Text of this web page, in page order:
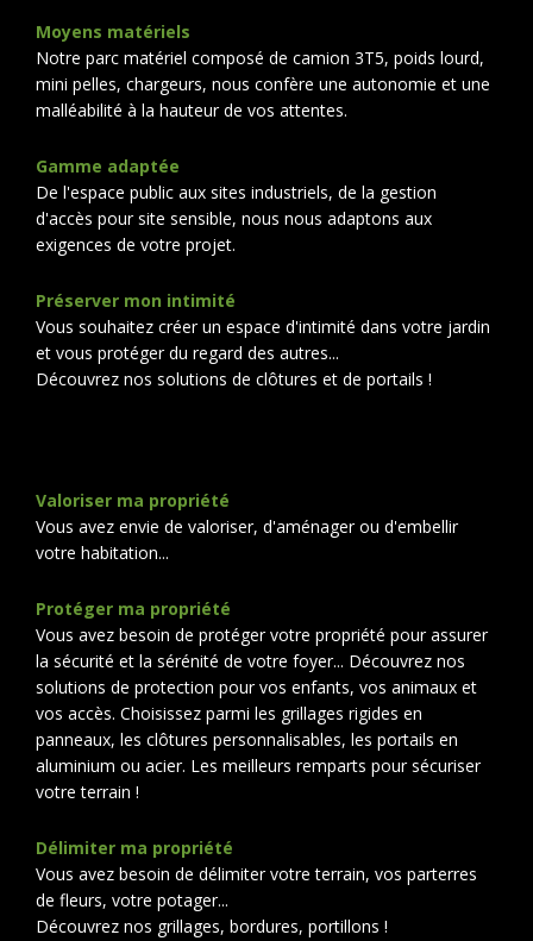
Moyens matériels
Notre parc matériel composé de camion 3T5, poids lourd,
mini pelles, chargeurs, nous confère une autonomie et une
malléabilité à la hauteur de vos attentes.
Gamme adaptée
De l'espace public aux sites industriels, de la gestion
d'accès pour site sensible, nous nous adaptons aux
exigences de votre projet.
Préserver mon intimité
Vous souhaitez créer un espace d'intimité dans votre jardin
et vous protéger du regard des autres...
Découvrez nos solutions de clôtures et de portails !
Valoriser ma propriété
Vous avez envie de valoriser, d'aménager ou d'embellir
votre habitation...
Protéger ma propriété
Vous avez besoin de protéger votre propriété pour assurer
la sécurité et la sérénité de votre foyer... Découvrez nos
solutions de protection pour vos enfants, vos animaux et
vos accès. Choisissez parmi les grillages rigides en
panneaux, les clôtures personnalisables, les portails en
aluminium ou acier. Les meilleurs remparts pour sécuriser
votre terrain !
Délimiter ma propriété
Vous avez besoin de délimiter votre terrain, vos parterres
de fleurs, votre potager...
Découvrez nos grillages, bordures, portillons !